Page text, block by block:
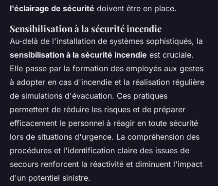
l'éclairage de sécurité doivent être en place.
Sensibilisation à la sécurité incendie
Au-delà de l'installation de systèmes sophistiqués, la
sensibilisation à la sécurité incendie est cruciale.
Elle passe par la formation des employés aux gestes
à adopter en cas d'incendie et la réalisation régulière
de simulations d'évacuation. Ces pratiques
permettent de réduire les risques et de préparer
efficacement le personnel à réagir en toute sécurité
lors de situations d'urgence. La compréhension des
procédures et l'identification claire des issues de
secours renforcent la réactivité et diminuent l'impact
d'un potentiel sinistre.